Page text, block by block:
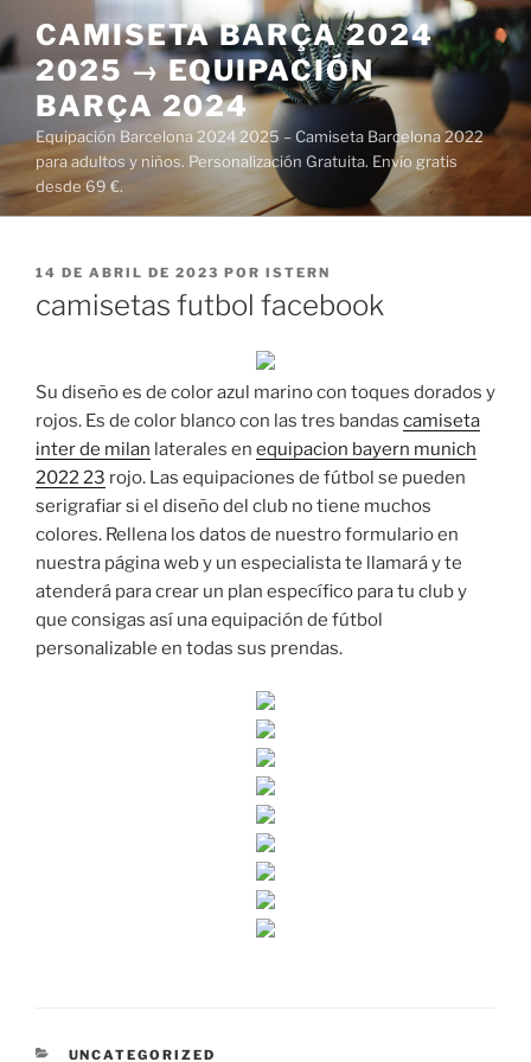
al
contenido
CAMISETA BARÇA 2024
2025 → EQUIPACIÓN
BARÇA 2024
Equipación Barcelona 2024 2025 – Camiseta Barcelona 2022
para adultos y niños. Personalización Gratuita. Envío gratis
desde 69 €.
PUBLICADO
14 DE ABRIL DE 2023 POR ISTERN
camisetas futbol facebook
Su diseño es de color azul marino con toques dorados y
rojos. Es de color blanco con las tres bandas camiseta
inter de milan laterales en equipacion bayern munich
2022 23 rojo. Las equipaciones de fútbol se pueden
serigrafiar si el diseño del club no tiene muchos
colores. Rellena los datos de nuestro formulario en
nuestra página web y un especialista te llamará y te
atenderá para crear un plan específico para tu club y
que consigas así una equipación de fútbol
personalizable en todas sus prendas.
CATEGORÍAS
UNCATEGORIZED